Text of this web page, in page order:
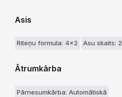
Asis
Riteņu formula: 4x2 Asu skaits: 2
Ātrumkārba
Pārnesumkārba: Automātiskā